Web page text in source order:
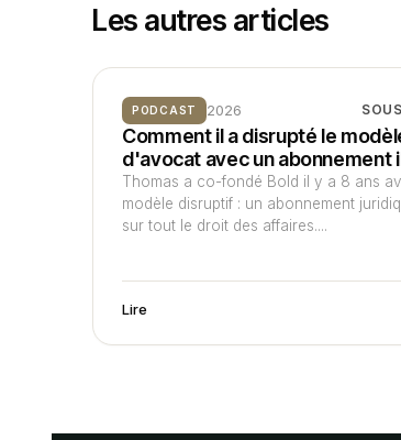
Les autres articles
PODCAST 2026
Comment il a disrupté le
d'avocat avec un abonnement
Thomas a co-fondé Bold il y a 8 ans
modèle disruptif : un abonnement
sur tout le droit des affaires....
Lire